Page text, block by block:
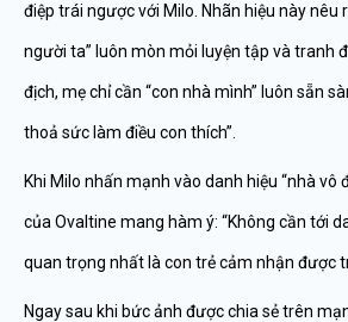
điệp trái ngược với Milo. Nhãn hiệu này nêu
người ta” luôn mòn mỏi luyện tập và tranh
địch, mẹ chỉ cần “con nhà mình” luôn sẵn
thoả sức làm điều con thích”.
Khi Milo nhấn mạnh vào danh hiệu “nhà vô
của Ovaltine mang hàm ý: “Không cần tới
quan trọng nhất là con trẻ cảm nhận được
Ngay sau khi bức ảnh được chia sẻ trên